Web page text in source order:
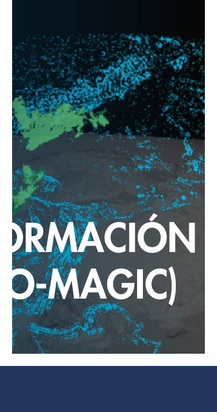
La biodiversidad como parte fundamental
de nuestra vida requiere que la
conozcamos, entendamos y valoremos en
toda su extensión. En particular la
diversidad de plantas se cataloga en
colecciones biológicas, principalmente en
los herbarios.